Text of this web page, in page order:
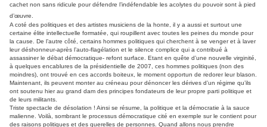
cachet non sans ridicule pour défendre l’indéfendable les acolytes du pouvoir sont à pied
d’œuvre.
A coté des politiques et des artistes musiciens de la honte, il y a aussi et surtout une
certaine élite intellectuelle formatée, qui roupillent avec toutes les peines du monde pour
la cause. De l’autre côté, certains hommes politiques qui cherchent à se venger et à laver
leur déshonneur-après l’auto-flagélation et le silence complice qui a contribué à
assassiner le débat démocratique- refont surface. Etant en quête d’une nouvelle virginité,
à quelques encablures de la présidentielle de 2007, ces hommes politiques (non des
moindres), ont trouvé en ces accords boiteux, le moment opportun de redorer leur blason.
Maintenant, ils peuvent monter au créneau pour dénoncer les dérives d’un régime qu’ils
ont soutenu hier au grand dam des principes fondateurs de leur propre parti politique et
de leurs militants.
Triste spectacle de désolation ! Ainsi se résume, la politique et la démocratie à la sauce
malienne. Voilà, sombrant le processus démocratique cité en exemple sur le contient pour
des raisons politiques et des querelles de personnes. Quand allons nous prendre